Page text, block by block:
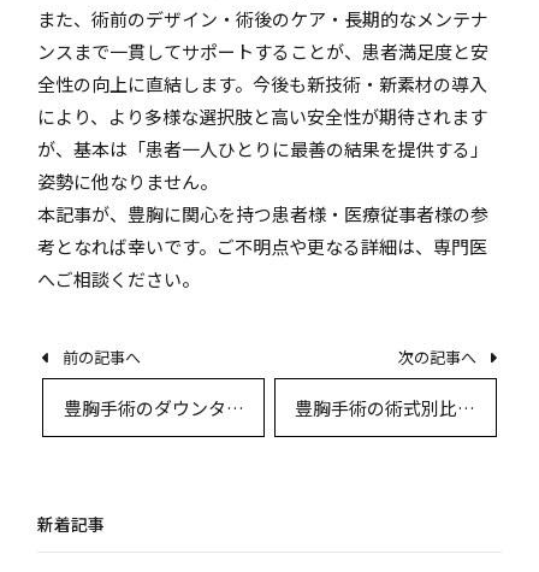
また、術前のデザイン・術後のケア・長期的なメンテナ
ンスまで一貫してサポートすることが、患者満足度と安
全性の向上に直結します。今後も新技術・新素材の導入
により、より多様な選択肢と高い安全性が期待されます
が、基本は「患者一人ひとりに最善の結果を提供する」
姿勢に他なりません。
本記事が、豊胸に関心を持つ患者様・医療従事者様の参
考となれば幸いです。ご不明点や更なる詳細は、専門医
へご相談ください。
前の記事へ
豊胸手術のダウンタイ
ムと回復期間のすべ
次の記事へ
豊胸手術の術式別比較
と最新技術の詳細解説
新着記事